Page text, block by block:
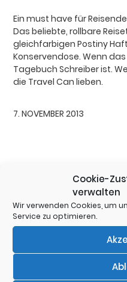
Cookie-
verwalten
Wir verwenden Cookies, um
Service zu optimieren.
Ein must have für
Das beliebte, rollbare
gleichfarbigen Postiny
Konservendose. Wenn
Tagebuch Schreiber ist.
die Travel Can lieben.
7. NOVEMBER 2013